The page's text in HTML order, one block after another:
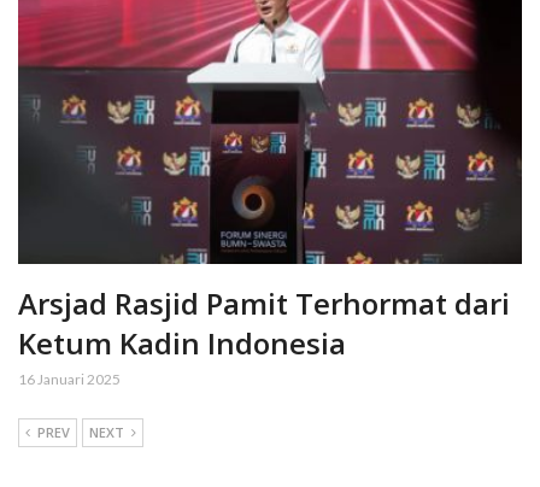
Arsjad Rasjid Pamit Terhormat dari
Ketum Kadin Indonesia
16 Januari 2025
PREV NEXT